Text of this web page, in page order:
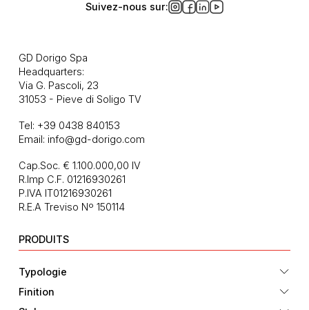
Suivez-nous sur:
GD Dorigo Spa
Headquarters:
Via G. Pascoli, 23
31053 - Pieve di Soligo TV
Tel: +39 0438 840153
Email: info@gd-dorigo.com
Cap.Soc. € 1.100.000,00 IV
R.Imp C.F. 01216930261
P.IVA IT01216930261
R.E.A Treviso Nº 150114
PRODUITS
Typologie
Finition